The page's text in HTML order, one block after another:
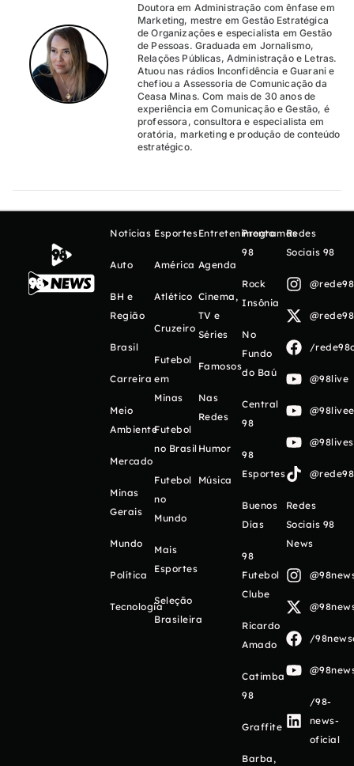
Doutora em Administração com ênfase em
Marketing, mestre em Gestão Estratégica
de Organizações e especialista em Gestão
de Pessoas. Graduada em Jornalismo,
Relações Públicas, Administração e Letras.
Atuou nas rádios Inconfidência e Guarani e
chefiou a Assessoria de Comunicação da
Ceasa Minas. Com mais de 30 anos de
experiência em Comunicação e Gestão, é
professora, consultora e especialista em
oratória, marketing e produção de conteúdo
estratégico.
Notícias
Auto
BH e
Região
Brasil
Carreira
Meio
Ambiente
Mercado
Minas
Gerais
Mundo
Política
Tecnologia
Esportes
América
Atlético
Cruzeiro
Futebol
em
Minas
Futebol
no Brasil
Futebol
no
Mundo
Mais
Esportes
Seleção
Brasileira
Entretenimento
Agenda
Cinema,
TV e
Séries
Famosos
Nas
Redes
Humor
Música
Programas
98
Rock
Insônia
No
Fundo
do Baú
Central
98
98
Esportes
Buenos
Días
98
Futebol
Clube
Ricardo
Amado
Catimba
98
Graffite
Barba,
Redes
Sociais 98
/
@98live
Redes
Sociais 98
News
/
/98-
news-
oficial